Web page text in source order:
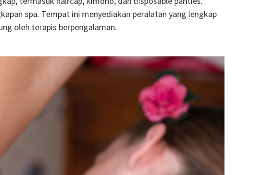
spa. Tempat ini menyediakan peralatan yang lengkap
oleh terapis berpengalaman.